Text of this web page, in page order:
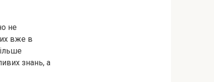
не
вже в
знань, а